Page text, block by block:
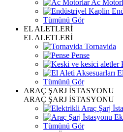
Ac
Tümünü Gör
EL ALETLERİ
EL ALETLERİ
Tornavida
Pense
Tümünü Gör
ARAÇ ŞARJ İSTASYONU
ARAÇ ŞARJ İSTASYONU
Tümünü Gör